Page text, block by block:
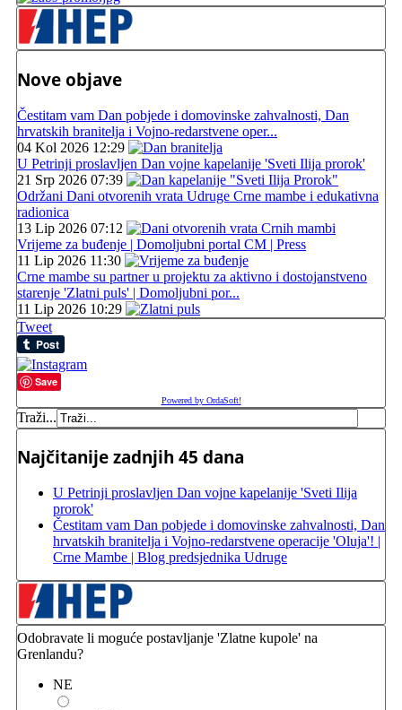
Nove objave
Čestitam vam Dan pobjede i domovinske zahvalnosti, Dan
hrvatskih branitelja i Vojno-redarstvene oper...
04 Kol 2026 12:29
U Petrinji proslavljen Dan vojne kapelanije 'Sveti Ilija prorok'
21 Srp 2026 07:39
Održani Dani otvorenih vrata Udruge Crne mambe i edukativna
radionica
13 Lip 2026 07:12
Vrijeme za buđenje | Domoljubni portal CM | Press
11 Lip 2026 11:30
Crne mambe su partner u projektu za aktivno i dostojanstveno
starenje 'Zlatni puls' | Domoljubni por...
11 Lip 2026 10:29
Tweet
Save
Powered by OrdaSoft!
Traži...
Najčitanije zadnjih 45 dana
U Petrinji proslavljen Dan vojne kapelanije 'Sveti Ilija
prorok'
Čestitam vam Dan pobjede i domovinske zahvalnosti, Dan
hrvatskih branitelja i Vojno-redarstvene operacije 'Oluja'! |
Crne Mambe | Blog predsjednika Udruge
Odobravate li moguće postavljanje 'Zlatne kupole' na
Grenlandu?
NE